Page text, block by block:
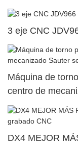
3 eje CNC
Máquina de
centro de
SY500/S500/
DX4 MEJOR